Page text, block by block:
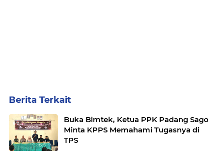
Berita Terkait
Buka Bimtek, Ketua PPK Padang Sago
Minta KPPS Memahami Tugasnya di
TPS